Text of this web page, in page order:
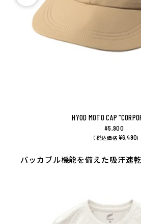
HYOD MOTO CAP
¥5,900
（ 税込価格 ¥6,490)
パッカブル機能を備えた吸汗速